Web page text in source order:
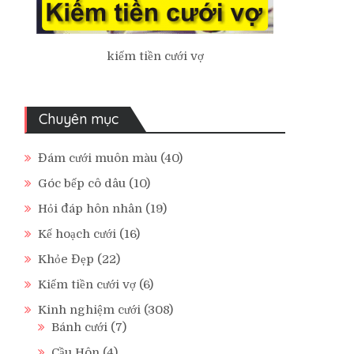
kiếm tiền cưới vợ
Chuyên mục
Đám cưới muôn màu (40)
Góc bếp cô dâu (10)
Hỏi đáp hôn nhân (19)
Kế hoạch cưới (16)
Khỏe Đẹp (22)
Kiếm tiền cưới vợ (6)
Kinh nghiệm cưới (308)
Bánh cưới (7)